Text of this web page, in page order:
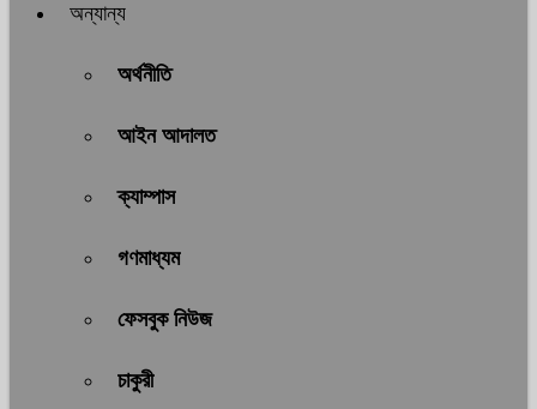
অন্যান্য
অর্থনীতি
আইন আদালত
ক্যাম্পাস
গণমাধ্যম
ফেসবুক নিউজ
চাকুরী